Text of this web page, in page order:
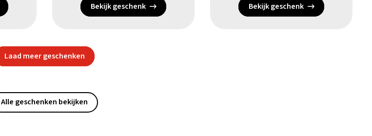
Bekijk geschenk Bekijk geschenk
Laad meer geschenken
Alle geschenken bekijken